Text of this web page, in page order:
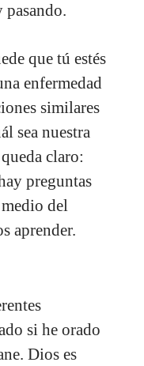
que tú estés
enfermedad
similares
sea nuestra
claro:
preguntas
del
aprender.
si he orado
Dios es